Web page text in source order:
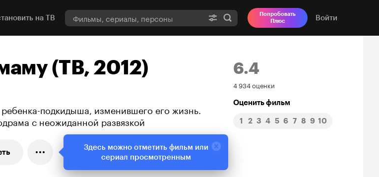
на ТВ
Попробовать
Плюс
Войти
(ТВ, 2012)
подкидыша, изменившего его жизнь.
с неожиданной развязкой
6.4
Рейтинг
Кинопоиска
6.4
4 934 оценки
Оценить фильм
1 2 3 4 5 6 7 8 9 10
Здесь можно отметить фильм или
сериал просмотренным